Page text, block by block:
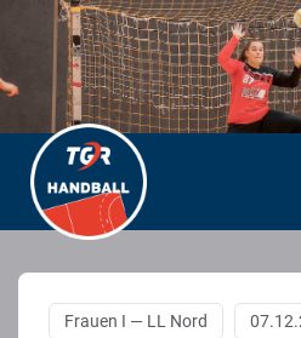
Frauen I — LL Nord